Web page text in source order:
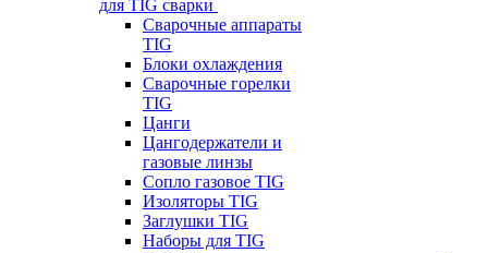
для TIG сварки
Сварочные аппараты
TIG
Блоки охлаждения
Сварочные горелки
TIG
Цанги
Цангодержатели и
газовые линзы
Сопло газовое TIG
Изоляторы TIG
Заглушки TIG
Наборы для TIG